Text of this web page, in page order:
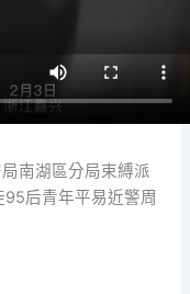
南湖區分局束縛派
后青年平易近警周